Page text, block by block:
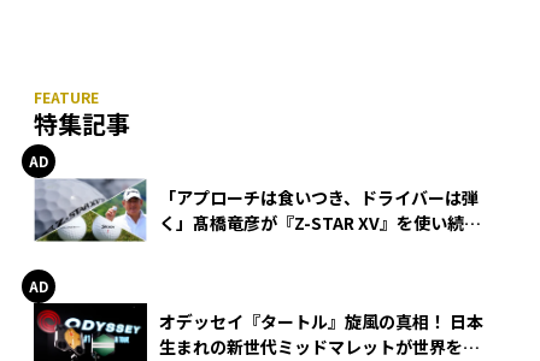
特集記事
「アプローチは食いつき、ドライバーは弾
く」髙橋竜彦が『Z-STAR XV』を使い続け
オデッセイ『タートル』旋風の真相！ 日本
生まれの新世代ミッドマレットが世界を席